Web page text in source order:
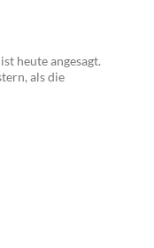
heute angesagt.
als die